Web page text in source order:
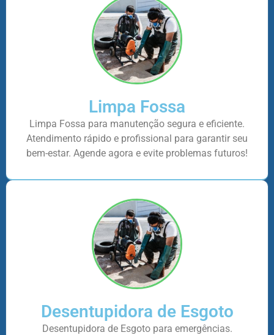
Limpa Fossa
Limpa Fossa para manutenção segura e eficiente.
Atendimento rápido e profissional para garantir seu
bem-estar. Agende agora e evite problemas futuros!
Desentupidora de Esgoto
Desentupidora de Esgoto para emergências.